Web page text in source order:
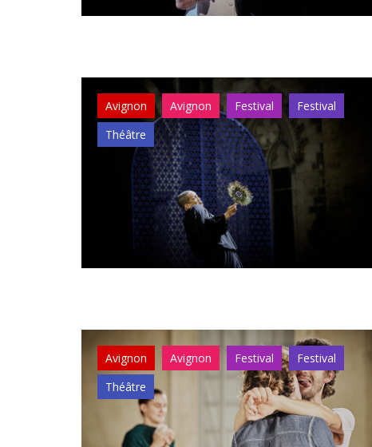
Avignon Avignon Festival
Festival
Théâtre
Avignon Avignon Festival
Festival
Théâtre